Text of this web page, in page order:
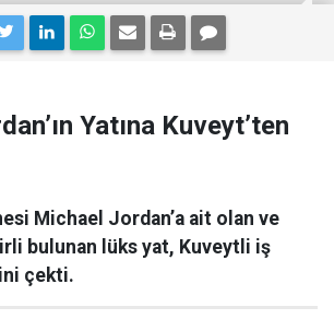
Yatına Kuveyt’ten
Michael Jordan’a ait olan ve
bulunan lüks yat, Kuveytli iş
çekti.